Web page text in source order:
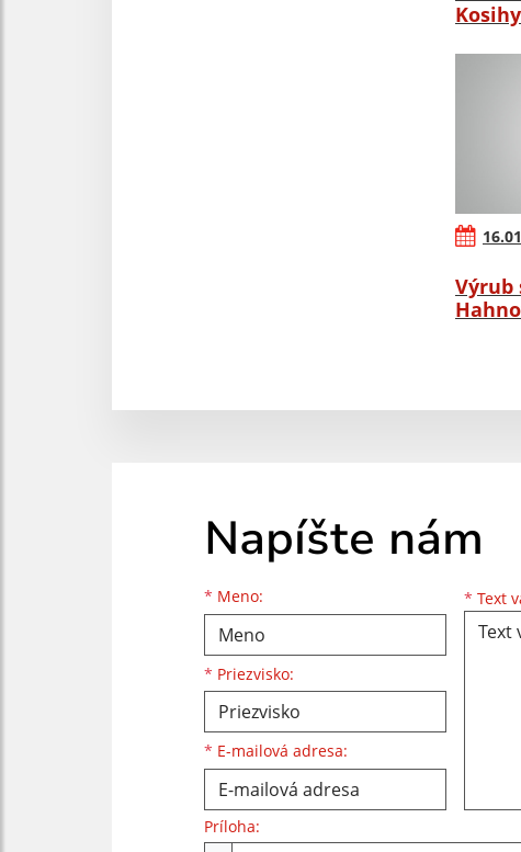
Výrub
Napíšte nám
* Meno:
Meno
* Priezvisko:
Priezvisko
* E-mailová adresa:
E-mailová adresa * Text
Príloha: